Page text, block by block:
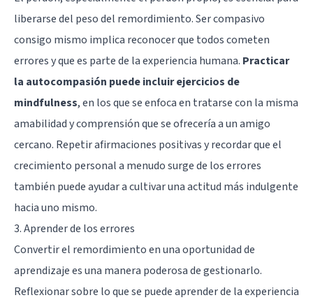
liberarse del peso del remordimiento. Ser compasivo
consigo mismo implica reconocer que todos cometen
errores y que es parte de la experiencia humana. Practicar
la autocompasión puede incluir ejercicios de
mindfulness, en los que se enfoca en tratarse con la misma
amabilidad y comprensión que se ofrecería a un amigo
cercano. Repetir afirmaciones positivas y recordar que el
crecimiento personal a menudo surge de los errores
también puede ayudar a cultivar una actitud más indulgente
hacia uno mismo.
3. Aprender de los errores
Convertir el remordimiento en una oportunidad de
aprendizaje es una manera poderosa de gestionarlo.
Reflexionar sobre lo que se puede aprender de la experiencia